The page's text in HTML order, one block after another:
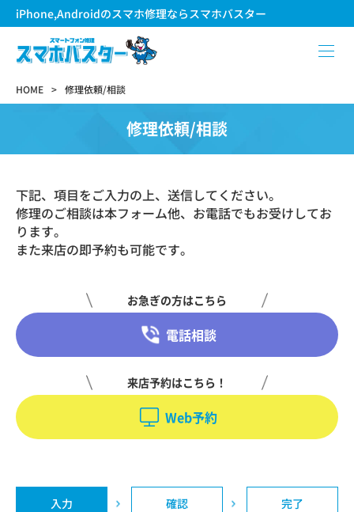
iPhone,Androidのスマホ修理ならスマホバスター
HOME 修理依頼/相談
修理依頼/相談
下記、項目をご入力の上、送信してください。
修理のご相談は本フォーム他、お電話でもお受けしてお
ります。
また来店の即予約も可能です。
お急ぎの方はこちら
電話相談
来店予約はこちら！
Web予約
入力 確認 完了